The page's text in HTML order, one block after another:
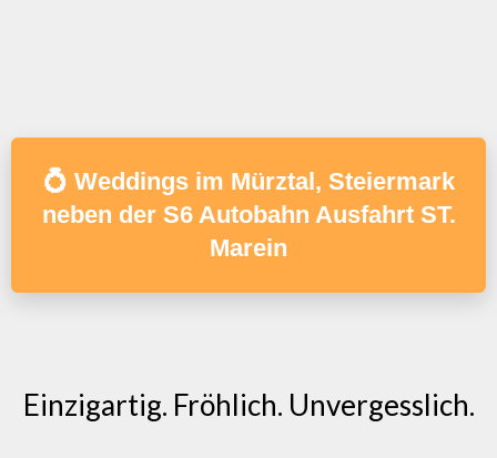
💍 Weddings im Mürztal, Steiermark
neben der S6 Autobahn Ausfahrt ST.
Marein
Einzigartig. Fröhlich. Unvergesslich.